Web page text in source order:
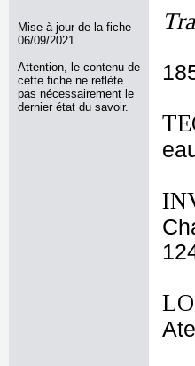
Mise à jour de la fiche
06/09/2021
Attention, le contenu de
cette fiche ne reflète
pas nécessairement le
dernier état du savoir.